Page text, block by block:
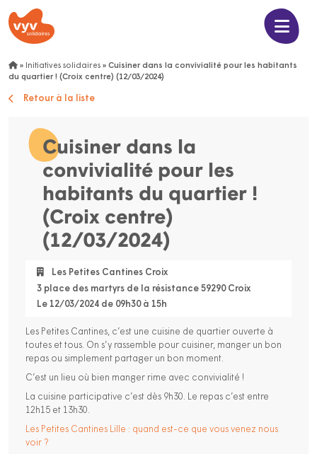
» Initiatives solidaires » Cuisiner dans la convivialité pour les habitants
du quartier ! (Croix centre) (12/03/2024)
Retour à la liste
Cuisiner dans la
convivialité pour les
habitants du quartier !
(Croix centre)
(12/03/2024)
Les Petites Cantines Croix
3 place des martyrs de la résistance 59290 Croix
Le 12/03/2024 de 09h30 à 15h
Les Petites Cantines, c’est une cuisine de quartier ouverte à
toutes et tous. On s’y rassemble pour cuisiner, manger un bon
repas ou simplement partager un bon moment.
C’est un lieu où bien manger rime avec convivialité !
La cuisine participative c’est dès 9h30. Le repas c’est entre
12h15 et 13h30.
Les Petites Cantines Lille : quand est-ce que vous venez nous
voir ?